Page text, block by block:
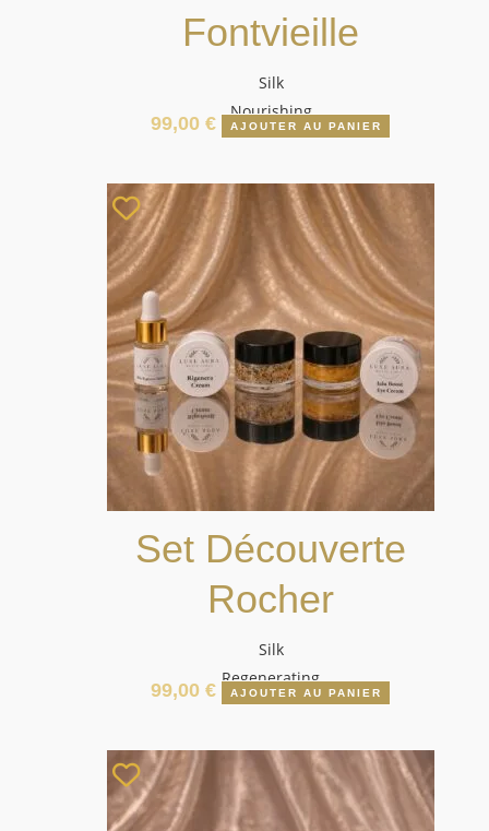
Fontvieille
Silk
Nourishing
99,00 € AJOUTER AU PANIER
Set Découverte
Rocher
Silk
Regenerating
99,00 € AJOUTER AU PANIER